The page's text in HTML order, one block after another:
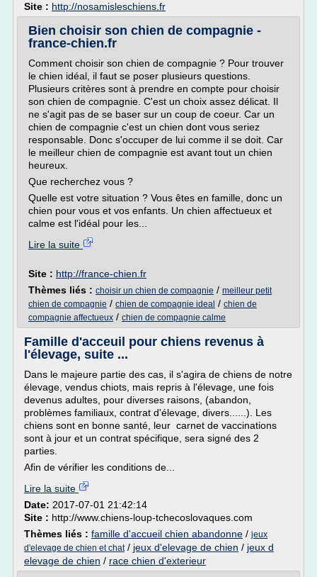
Site : http://nosamisleschiens.fr
Bien choisir son chien de compagnie -
france-chien.fr
Comment choisir son chien de compagnie ? Pour trouver
le chien idéal, il faut se poser plusieurs questions.
Plusieurs critères sont à prendre en compte pour choisir
son chien de compagnie. C'est un choix assez délicat. Il
ne s'agit pas de se baser sur un coup de coeur. Car un
chien de compagnie c'est un chien dont vous seriez
responsable. Donc s'occuper de lui comme il se doit. Car
le meilleur chien de compagnie est avant tout un chien
heureux.
Que recherchez vous ?
Quelle est votre situation ? Vous êtes en famille, donc un
chien pour vous et vos enfants. Un chien affectueux et
calme est l'idéal pour les...
Lire la suite
Site : http://france-chien.fr
Thèmes liés : choisir un chien de compagnie / meilleur petit
chien de compagnie / chien de compagnie ideal / chien de
compagnie affectueux / chien de compagnie calme
Famille d'acceuil pour chiens revenus à
l'élevage, suite ...
Dans le majeure partie des cas, il s'agira de chiens de notre
élevage, vendus chiots, mais repris à l'élevage, une fois
devenus adultes, pour diverses raisons, (abandon,
problèmes familiaux, contrat d'élevage, divers......). Les
chiens sont en bonne santé, leur carnet de vaccinations
sont à jour et un contrat spécifique, sera signé des 2
parties.
Afin de vérifier les conditions de...
Lire la suite
Date: 2017-07-01 21:42:14
Site : http://www.chiens-loup-tchecoslovaques.com
Thèmes liés : famille d'accueil chien abandonne / jeux
d'elevage de chien et chat/ jeux d'elevage de chien / jeux d
elevage de chien / race chien d'exterieur